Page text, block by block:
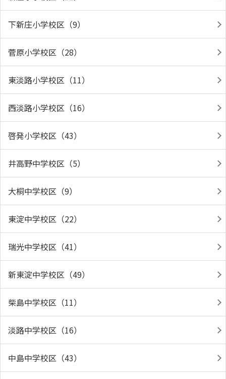
下新庄小学校区（9）
菅原小学校区（28）
東淡路小学校区（11）
西淡路小学校区（16）
啓発小学校区（43）
井高野中学校区（5）
大桐中学校区（9）
東淀中学校区（22）
瑞光中学校区（41）
新東淀中学校区（49）
柴島中学校区（11）
淡路中学校区（16）
中島中学校区（43）